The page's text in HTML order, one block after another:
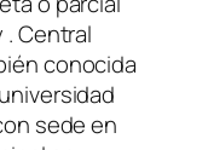
Central
conocida
sede en